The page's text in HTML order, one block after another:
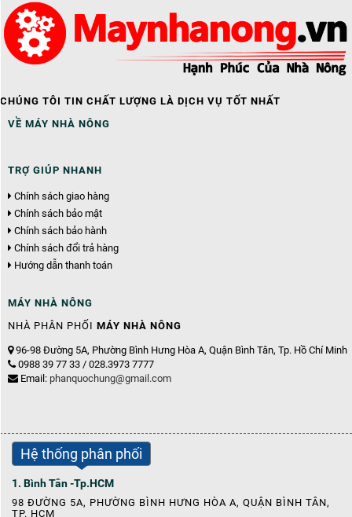
CHÚNG TÔI TIN CHẤT LƯỢNG LÀ DỊCH VỤ TỐT NHẤT
VỀ MÁY NHÀ NÔNG
TRỢ GIÚP NHANH
Chính sách giao hàng
Chính sách bảo mật
Chính sách bảo hành
Chính sách đổi trả hàng
Hướng dẫn thanh toán
MÁY NHÀ NÔNG
NHÀ PHÂN PHỐI MÁY NHÀ NÔNG
96-98 Đường 5A, Phường Bình Hưng Hòa A, Quận Bình Tân, Tp. Hồ Chí Minh
0988 39 77 33 / 028.3973 7777
Email: phanquochung@gmail.com
Hệ thống phân phối
1. Bình Tân -Tp.HCM
98 ĐƯỜNG 5A, PHƯỜNG BÌNH HƯNG HÒA A, QUẬN BÌNH TÂN,
TP. HCM